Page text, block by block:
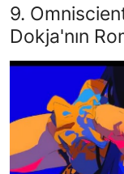
9.
Dokja'nın